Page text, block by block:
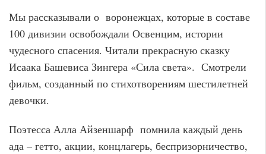
Мы рассказывали о воронежцах, которые в составе
100 дивизии освобождали Освенцим, истории
чудесного спасения. Читали прекрасную сказку
Исаака Башевиса Зингера «Сила света». Смотрели
фильм, созданный по стихотворениям шестилетней
девочки.
Поэтесса Алла Айзеншарф помнила каждый день
ада – гетто, акции, концлагерь, беспризорничество,